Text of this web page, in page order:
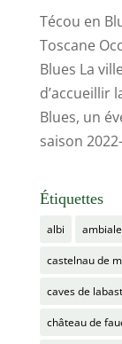
Técou en
Toscane
Blues La
d’accueillir
Blues, un
saison
Étiquettes
albi
castelnau de
caves de
château de